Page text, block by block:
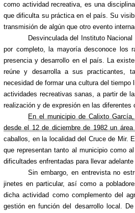
como actividad recreativa, es una
que dificulta su práctica en el país. Su
transmisión de algún que otro evento
Desvinculada del Instituto
por completo, la mayoría desconoce los
presencia y desarrollo en el país. La
reúne y desarrolla a sus practicantes,
necesidad de formar una cultura del
actividades recreativas sanas, a partir de
realización y de expresión en las diferentes
En el municipio de Calixto
desde el 12 de diciembre de 1982 un
caballos, en la localidad del Cruce de Mir.
que representan tanto al municipio como
dificultades enfrentadas para llevar
Sin embargo, en entrevista no
jinetes en particular, así como a
dicha actividad como complemento del
gestión en función del desarrollo local.